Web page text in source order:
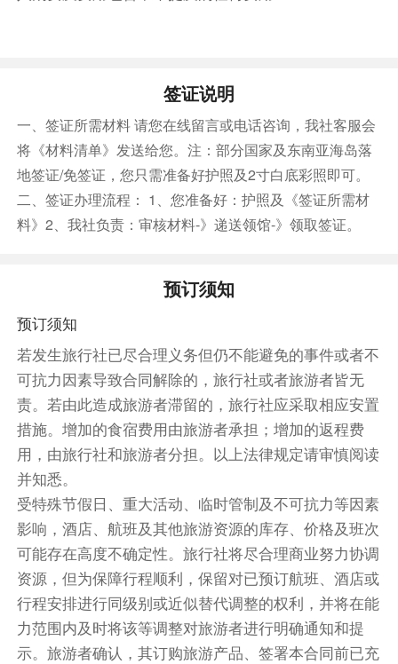
套餐包含了靶场费，教官费，安全培训和射击培
训，射击培训包含理论课程+射击练习两部分。
在瓦纳卡的射击场地，您将体验一次充满肾上腺素
的射击运动。不论是新手还是射击爱好者，专业教
练都会为您提供详细的指导，让您享受击中目标的
成就感。
瓦纳卡湖的湖面如镜般清澈，映照着远处巍峨的雪
更是摄影爱好者捕捉大自然静美瞬间的理想之地。
晚餐请自理
1、选择您的出行日期和出行人数后，系统默认提
供酒店供您选择入住，您也可以自行选择其他酒店
入住。
2、在点击【立即预订】后，页面将向下滑动并显
示系统默认的酒店。如果您想查看其他酒店选项，
请点击【更换酒店】，根据个人喜好选择合适的酒
店。确认选择后，即代表您最终选择的实际入住酒
店。
3、在选择酒店时，请仔细查看早餐数量、房型和
房间数量等信息。如果有任何不符之处，请及时联
系客服。
餐饮
早餐：自理
中餐：自理
晚餐：自理
签证说明
一、签证所需材料 请您在线留言或电话咨询，我社客服会
将《材料清单》发送给您。注：部分国家及东南亚海岛落
地签证/免签证，您只需准备好护照及2寸白底彩照即可。
二、签证办理流程： 1、您准备好：护照及《签证所需材
料》2、我社负责：审核材料-》递送领馆-》领取签证。
预订须知
预订须知
若发生旅行社已尽合理义务但仍不能避免的事件或者不
可抗力因素导致合同解除的，旅行社或者旅游者皆无
责。若由此造成旅游者滞留的，旅行社应采取相应安置
措施。增加的食宿费用由旅游者承担；增加的返程费
用，由旅行社和旅游者分担。以上法律规定请审慎阅读
并知悉。
受特殊节假日、重大活动、临时管制及不可抗力等因素
影响，酒店、航班及其他旅游资源的库存、价格及班次
可能存在高度不确定性。旅行社将尽合理商业努力协调
资源，但为保障行程顺利，保留对已预订航班、酒店或
行程安排进行同级别或近似替代调整的权利，并将在能
力范围内及时将该等调整对旅游者进行明确通知和提
示。旅游者确认，其订购旅游产品、签署本合同前已充